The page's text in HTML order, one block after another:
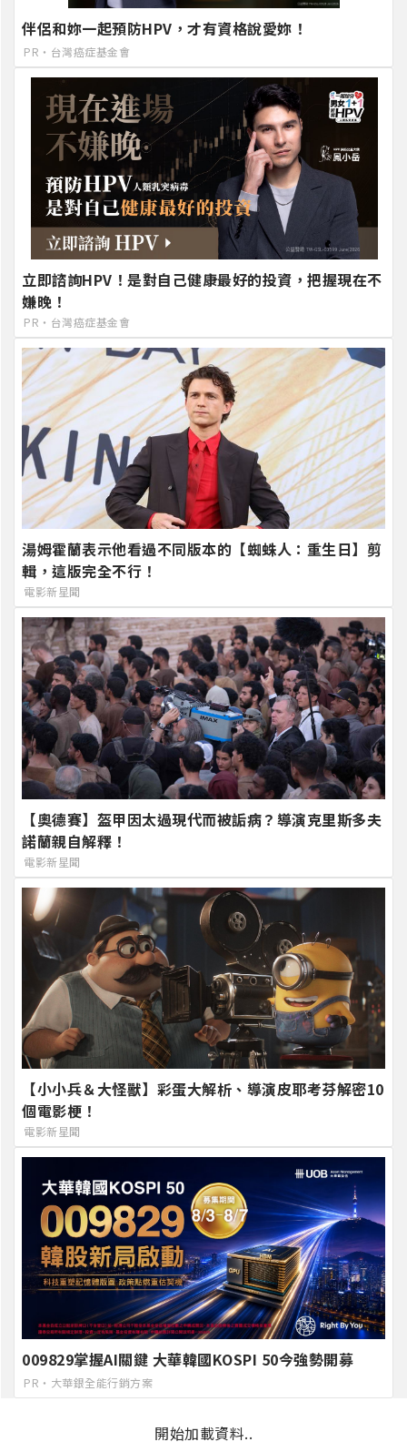
伴侶和妳一起預防HPV，才有資格說愛妳！
PR・台灣癌症基金會
立即諮詢HPV！是對自己健康最好的投資，把握現在不
嫌晚！
PR・台灣癌症基金會
湯姆霍蘭表示他看過不同版本的【蜘蛛人：重生日】剪
輯，這版完全不行！
電影新星聞
【奧德賽】盔甲因太過現代而被詬病？導演克里斯多夫
諾蘭親自解釋！
電影新星聞
【小小兵＆大怪獸】彩蛋大解析、導演皮耶考芬解密10
個電影梗！
電影新星聞
009829掌握AI關鍵 大華韓國KOSPI 50今強勢開募
PR・大華銀全能行銷方案
開始加載資料..